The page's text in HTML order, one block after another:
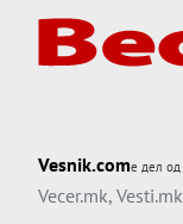
Vesnik.comе дел од
Vecer.mk, Vesti.mk